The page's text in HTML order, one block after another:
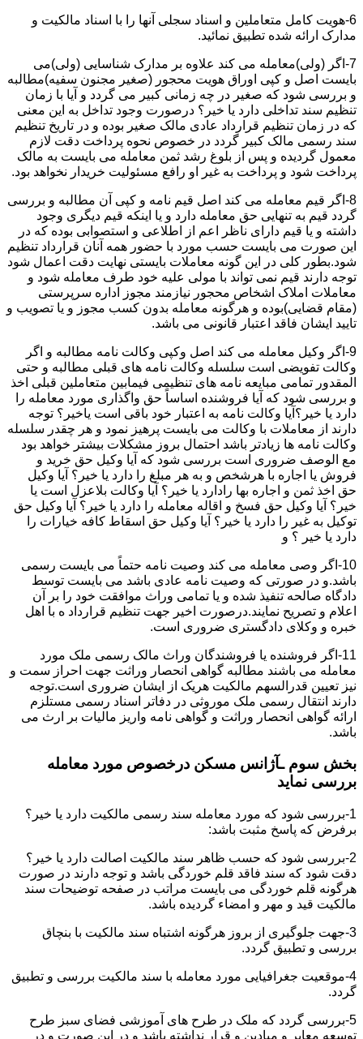
6-هویت کامل متعاملین و اسناد سجلی آنها را با اسناد مالکیت و
مدارک ارائه شده تطبیق نمائید.
7-اگر (ولی)معامله می کند علاوه بر مدارک شناسایی (ولی)می
بایست اصل و کپی اوراق هویت محجور (صغیر مجنون سفیه)مطالبه
و بررسی شود که صغیر در چه زمانی کبیر می گردد و آیا با زمان
تنظیم سند تداخلی دارد یا خیر؟ درصورت وجود تداخل به این معنی
که در زمان تنظیم قرارداد عادی مالک صغیر بوده و در تاریخ تنظیم
سند رسمی مالک کبیر گردد در خصوص نحوه پرداخت دقت لازم
معمول گردیده و پس از بلوغ رشد ثمن معامله می بایست به مالک
پرداخت شود و پرداخت به غیر او رافع مسئولیت خریدار نخواهد بود.
8-اگر قیم معامله می کند اصل قیم نامه و کپی آن مطالبه و بررسی
گردد قیم به تنهایی حق معامله دارد و یا اینکه قیم دیگری وجود
داشته و یا قیم دارای ناظر اعم از اطلاعی و استصوابی بوده که در
این صورت می بایست حسب مورد با حضور همه آنان قرارداد تنظیم
شود.بطور کلی در این گونه معاملات بایستی نهایت دقت اعمال شود
توجه دارند قیم نمی تواند با مولی علیه خود طرف معامله شود و
معاملات املاک اشخاص محجور نیازمند مجوز اداره سرپرستی
(مقام قضایی)بوده و هرگونه معامله بدون کسب مجوز و یا تصویب و
تایید ایشان فاقد اعتبار قانونی می باشد.
9-اگر وکیل معامله می کند اصل وکپی وکالت نامه مطالبه و اگر
وکالت تفویضی است سلسله وکالت نامه های قبلی مطالبه و حتی
المقدور تمامی مبایعه نامه های تنظیمی فیمابین متعاملین قبلی اخذ
و بررسی شود که آیا فروشنده اساساً حق واگذاری مورد معامله را
دارد یا خیر؟آیا وکالت نامه به اعتبار خود باقی است یاخیر؟ توجه
دارند از معاملات با وکالت می بایست پرهیز نمود و هر چقدر سلسله
وکالت نامه ها زیادتر باشد احتمال بروز مشکلات بیشتر خواهد بود
مع الوصف ضروری است بررسی شود که آیا وکیل حق خرید و
فروش یا اجاره با هرشخص و به هر مبلغ را دارد یا خیر؟ آیا وکیل
حق اخذ ثمن و اجاره بها رادارد یا خیر؟ آیا وکالت بلاعزل است یا
خیر؟ آیا وکیل حق فسخ و اقاله معامله را دارد یا خیر؟ آیا وکیل حق
توکیل به غیر را دارد یا خیر؟ آیا وکیل حق اسقاط کافه خیارات را
دارد یا خیر ؟ و
10-اگر وصی معامله می کند وصیت نامه حتماً می بایست رسمی
باشد.و در صورتی که وصیت نامه عادی باشد می بایست توسط
دادگاه صالحه تنفیذ شده و یا تمامی وراث موافقت خود را بر آن
اعلام و تصریح نمایند.درصورت اخیر جهت تنظیم قرارداد ه با اهل
خبره و وکلای دادگستری ضروری است.
11-اگر فروشنده یا فروشندگان وراث مالک رسمی ملک مورد
معامله می باشند مطالبه گواهی انحصار وراثت جهت احراز سمت و
نیز تعیین قدرالسهم مالکیت هریک از ایشان ضروری است.توجه
دارند انتقال رسمی ملک موروثی در دفاتر اسناد رسمی مستلزم
ارائه گواهی انحصار وراثت و گواهی نامه واریز مالیات بر ارث می
باشد.
بخش سوم ـآژانس مسکن درخصوص مورد معامله
بررسی نماید
1-بررسی شود که مورد معامله سند رسمی مالکیت دارد یا خیر؟
برفرض که پاسخ مثبت باشد:
2-بررسی شود که حسب ظاهر سند مالکیت اصالت دارد یا خیر؟
دقت شود که سند فاقد قلم خوردگی باشد و توجه دارند در صورت
هرگونه قلم خوردگی می بایست مراتب در صفحه توضیحات سند
مالکیت قید و مهر و امضاء گردیده باشد.
3-جهت جلوگیری از بروز هرگونه اشتباه سند مالکیت با بنچاق
بررسی و تطبیق گردد.
4-موقعیت جغرافیایی مورد معامله با سند مالکیت بررسی و تطبیق
گردد.
5-بررسی گردد که ملک در طرح های آموزشی فضای سبز طرح
توسعه معابر و میادین و قرار نداشته باشد و در این صورت و در